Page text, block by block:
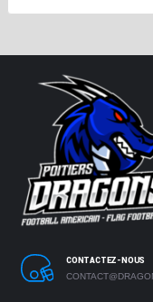
CONTACTEZ-NOUS